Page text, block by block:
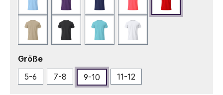
Hellblau Lila MarineblauNeonrosa Rot
Sand Schwarz Türkis Weiß
Größeauswählen
5-6
7-8 9-10 11-12